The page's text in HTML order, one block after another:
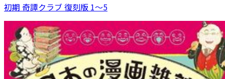
初期 奇譚クラブ 復刻版 1～5